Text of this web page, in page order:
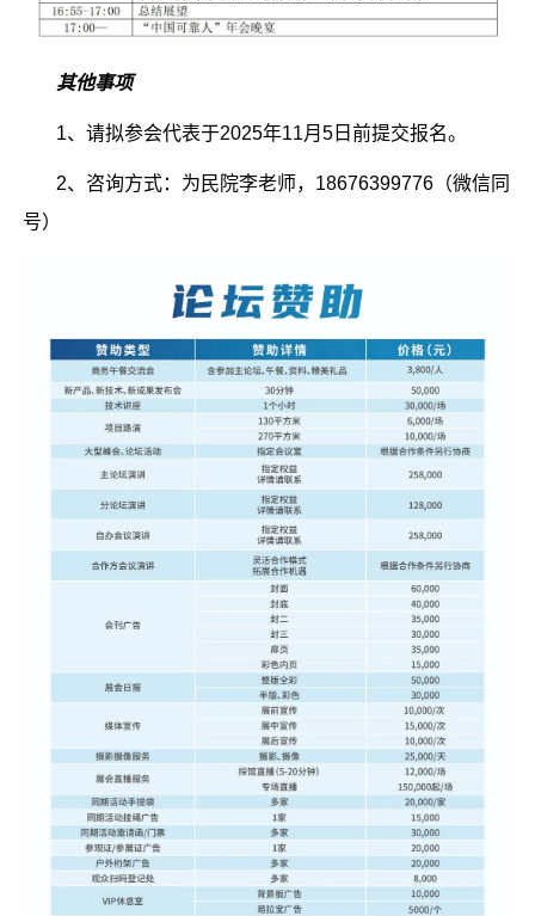
其他事项
1、请拟参会代表于2025年11月5日前提交报名。
2、咨询方式：为民院李老师，18676399776（微信同
号）